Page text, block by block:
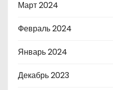
Март 2024
Февраль 2024
Январь 2024
Декабрь 2023